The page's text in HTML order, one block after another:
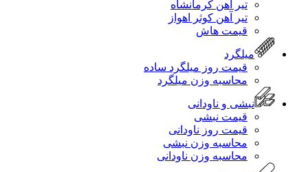
تیر آهن کرمانشاه
تیر آهن کوثر اهواز
قیمت هاش
میلگرد
قیمت روز میلگرد ساده
محاسبه وزن میلگرد
نبشی و ناودانی
قیمت نبشی
قیمت روز ناودانی
محاسبه وزن نبشی
محاسبه وزن ناودانی